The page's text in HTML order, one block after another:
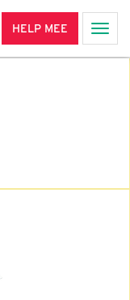
HELP MEE